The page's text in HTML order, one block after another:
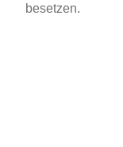
besetzen.